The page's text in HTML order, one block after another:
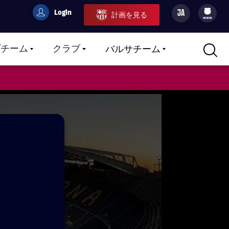
userCulers
Login 計画を見る JA
filled-badge
www
チーム
LABEL.ARIA.CARETDOWN
クラブLABEL.ARIA.CARETDOWN
バルサチームLABEL.ARIA.CARETDOWN